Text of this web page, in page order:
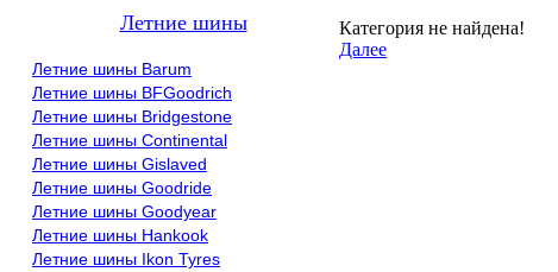
Летние шины
Летние шины Barum
Летние шины BFGoodrich
Летние шины Bridgestone
Летние шины Continental
Летние шины Gislaved
Летние шины Goodride
Летние шины Goodyear
Летние шины Hankook
Летние шины Ikon Tyres
Категория не найдена!
Далее